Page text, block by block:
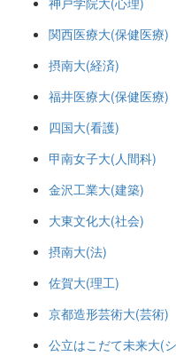
関西医療大(保健医療)
摂南大(経済)
福井医療大(保健医療)
四国大(看護)
甲南女子大(人間科)
金沢工業大(建築)
大東文化大(社会)
摂南大(法)
佐賀大(理工)
京都造形芸術大(芸術)
公立はこだて未来大(